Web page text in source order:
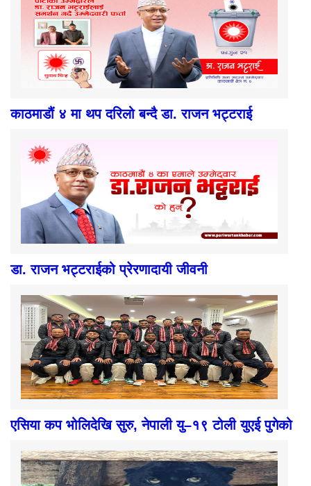
काठमाडौं ४ मा थप दरिलो बन्दै डा. राजन भट्टराई
डा. राजन भट्टराईको प्रेरणादायी जीवनी
एसिया कप भोलिदेखि सुरु, नेपाली यु–१९ टोली युएई पुगेको